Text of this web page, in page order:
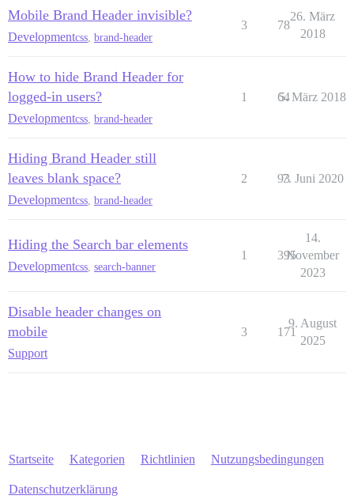
Mobile Brand Header invisible?
Developmentcss brand-header
3 78
26. März
2018
How to hide Brand Header for
logged-in users?
Developmentcss brand-header
1 64
5. März 2018
Hiding Brand Header still
leaves blank space?
Developmentcss brand-header
2 93
7. Juni 2020
Hiding the Search bar elements
Developmentcss search-banner
1 395
14.
November
2023
Disable header changes on
mobile
Support
3 171
9. August
2025
Startseite Kategorien Richtlinien Nutzungsbedingungen
Datenschutzerklärung